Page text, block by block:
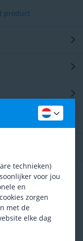
product
februari 2026
zeer
je mee
technieken)
voor jou
en
zorgen
met de
elke dag